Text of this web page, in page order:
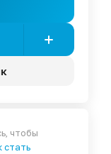
чтобы
стать